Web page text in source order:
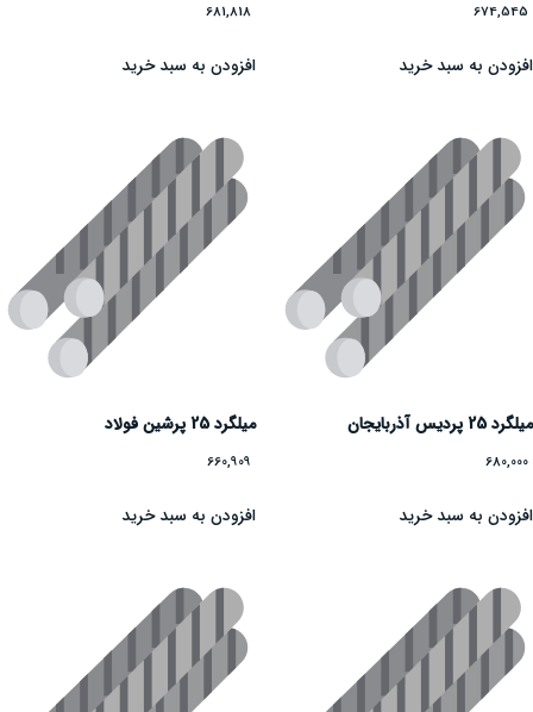
674,545
افزودن به سبد خرید
681,818
افزودن به سبد خرید
میلگرد 25 پردیس آذربایجان
680,000
افزودن به سبد خرید
میلگرد 25 پرشین فولاد
660,909
افزودن به سبد خرید